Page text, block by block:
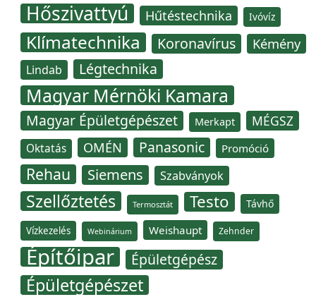
Hőszivattyú Hűtéstechnika Ivóvíz
Klímatechnika Koronavírus Kémény
Lindab Légtechnika
Magyar Mérnöki Kamara
Magyar Épületgépészet Merkapt MÉGSZ
Oktatás OMÉN Panasonic Promóció
Rehau Siemens Szabványok
Szellőztetés Termosztát Testo Távhő
Vízkezelés Webinárium Weishaupt Zehnder
Építőipar Épületgépész
Épületgépészet